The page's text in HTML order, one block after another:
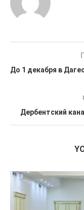
До 1 декабря в
Дербентский